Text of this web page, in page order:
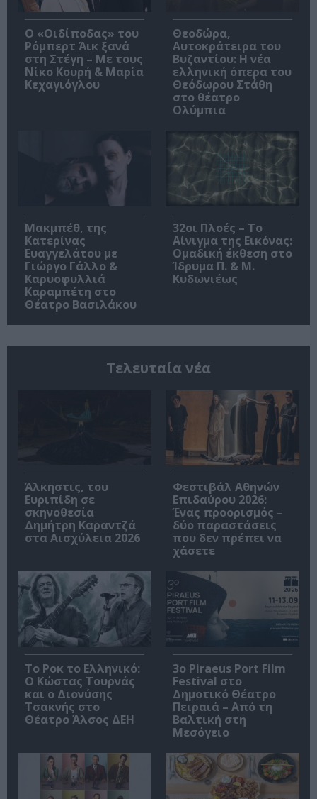
O «Οιδίποδας» του
Ρόμπερτ Άικ ξανά
στη Στέγη – Με τους
Νίκο Κουρή & Μαρία
Κεχαγιόγλου
Θεοδώρα,
Αυτοκράτειρα του
Βυζαντίου: Η νέα
ελληνική όπερα του
Θεόδωρου Στάθη
στο θέατρο
Ολύμπια
Μακμπέθ, της
Κατερίνας
Ευαγγελάτου με
Γιώργο Γάλλο &
Καρυοφυλλιά
Καραμπέτη στο
Θέατρο Βασιλάκου
32οι Πλοές – Το
Αίνιγμα της Εικόνας:
Ομαδική έκθεση στο
Ίδρυμα Π. & Μ.
Κυδωνιέως
Τελευταία νέα
Άλκηστις, του
Ευριπίδη σε
σκηνοθεσία
Δημήτρη Καραντζά
στα Αισχύλεια 2026
Φεστιβάλ Αθηνών
Επιδαύρου 2026:
Ένας προορισμός –
δύο παραστάσεις
που δεν πρέπει να
χάσετε
Το Ροκ το Ελληνικό:
Ο Κώστας Τουρνάς
και ο Διονύσης
Τσακνής στο
Θέατρο Άλσος ΔΕΗ
3o Piraeus Port Film
Festival στο
Δημοτικό Θέατρο
Πειραιά – Από τη
Βαλτική στη
Μεσόγειο